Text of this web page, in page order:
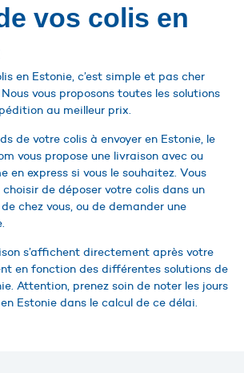
vos colis en
en Estonie, c’est simple et pas cher
vous proposons toutes les solutions
au meilleur prix.
de votre colis à envoyer en Estonie, le
vous propose une livraison avec ou
en express si vous le souhaitez. Vous
de déposer votre colis dans un
chez vous, ou de demander une
s’affichent directement après votre
en fonction des différentes solutions de
Attention, prenez soin de noter les jours
Estonie dans le calcul de ce délai.